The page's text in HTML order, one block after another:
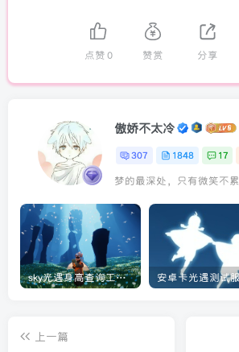
点赞0 赞赏 分享
傲娇不太冷
307 1848 17
梦的最深处，只有微笑不累
sky光遇身高查询工具教程[实用工具]
上一篇